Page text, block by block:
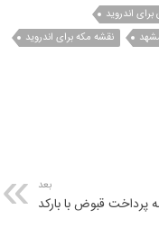
اندروید
نقشه مکه برای اندروید
بعد
پرداخت قبوض با بارکد